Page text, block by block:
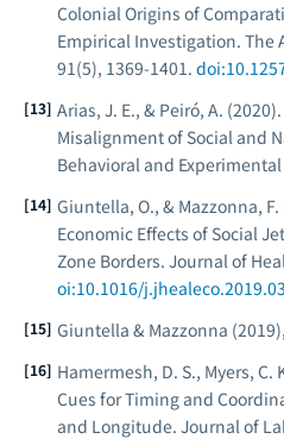
Colonial Origins of
Empirical Investigation. The
91(5), 1369-1401.
Arias, J. E., & Peiró, A.
Misalignment of Social and
Behavioral and
Giuntella, O., & Mazzonna,
Economic Effects of Social
Zone Borders. Journal of
oi:10.1016/
Giuntella & Mazzonna
Hamermesh, D. S., Myers, C.
Cues for Timing and
and Longitude. Journal of